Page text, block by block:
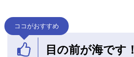
ココがおすすめ
目の前が海です！